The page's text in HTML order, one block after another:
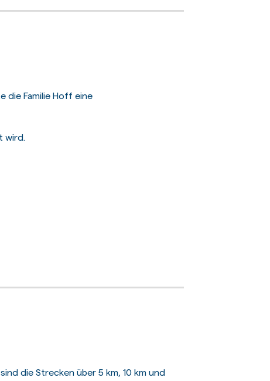
die Familie Hoff eine
wird.
die Strecken über 5 km, 10 km und